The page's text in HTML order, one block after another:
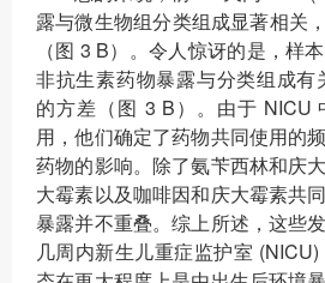
露与微生物组分类组成显著相关
（图 3 B）。令人惊讶的是，样
非抗生素药物暴露与分类组成有
的方差（图 3 B）。由于 NICU
用，他们确定了药物共同使用的
药物的影响。除了氨苄西林和庆
大霉素以及咖啡因和庆大霉素共
暴露并不重叠。综上所述，这些
几周内新生儿重症监护室